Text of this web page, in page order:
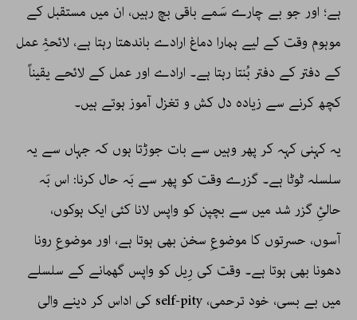
ہے؛ اور جو بے چارے سَمے باقی بچ رہیں، ان میں مستقبل کے
موہوم وقت کے لیے ہمارا دماغ ارادے باندھتا رہتا ہے، لائحۂِ عمل
کے دفتر کے دفتر بُنتا رہتا ہے۔ ارادے اور عمل کے لائحے یقیناً
کچھ کرنے سے زیادہ دل کش و تغزل آموز ہوتے ہیں۔
یہ کہنی کہہ کر پھر وہیں سے بات جوڑتا ہوں کہ جہاں سے یہ
سلسلہ ٹوٹا ہے۔ گزرے وقت کو پھر سے بَہ حال کرنا: اس بَہ
حالئِ گزر شد میں سے بچپن کو واپس لانا کئی ایک ہوکوں،
آسوں، حسرتوں کا موضوعِ سخن بھی ہوتا ہے، اور موضوعِ رونا
دھونا بھی ہوتا ہے۔ وقت کی رِیل کو واپس گھمانے کے سلسلے
میں بے بسی، خود ترحمی، self-pity کی اداس کر دینے والی